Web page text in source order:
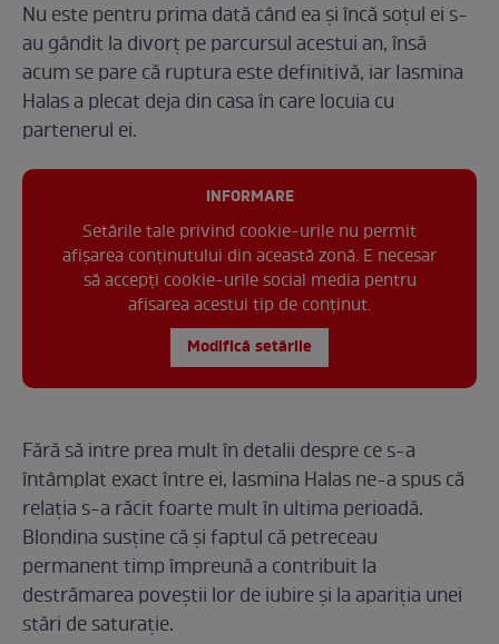
Nu este pentru prima dată când ea și încă soțul ei s-
au gândit la divorț pe parcursul acestui an, însă
acum se pare că ruptura este definitivă, iar Iasmina
Halas a plecat deja din casa în care locuia cu
partenerul ei.
INFORMARE
Setările tale privind cookie-urile nu permit
afișarea conținutului din această zonă. E necesar
să accepți cookie-urile social media pentru
afisarea acestui tip de conținut.
Modifică setările
Fără să intre prea mult în detalii despre ce s-a
întâmplat exact între ei, Iasmina Halas ne-a spus că
relația s-a răcit foarte mult în ultima perioadă.
Blondina susține că și faptul că petreceau
permanent timp împreună a contribuit la
destrămarea poveștii lor de iubire și la apariția unei
stări de saturație.